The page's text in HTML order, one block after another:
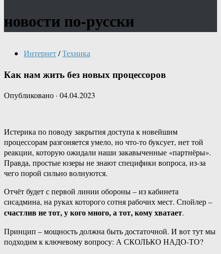
новости по-русски
Интернет/Техника
Как нам жить без новых процессоров
Опубликовано · 04.04.2023
Истерика по поводу закрытия доступа к новейшим
процессорам разгоняется умело, но что-то буксует, нет той
реакции, которую ожидали наши закавыченные «партнёры».
Правда, простые юзеры не знают специфики вопроса, из-за
чего порой сильно волнуются.
Отчёт будет с первой линии обороны – из кабинета
сисадмина, на руках которого сотня рабочих мест. Спойлер –
счастлив не тот, у кого много, а тот, кому хватает.
Принцип – мощность должна быть достаточной. И вот тут мы
подходим к ключевому вопросу: А СКОЛЬКО НАДО-ТО?